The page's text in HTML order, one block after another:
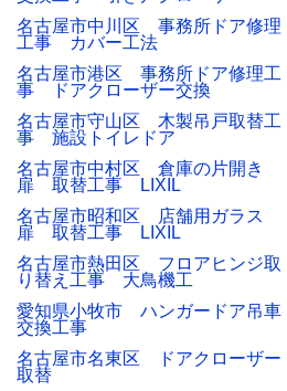
名古屋市中川区 事務所ドア修理
工事 カバー工法
名古屋市港区 事務所ドア修理工
事 ドアクローザー交換
名古屋市守山区 木製吊戸取替工
事 施設トイレドア
名古屋市中村区 倉庫の片開き
扉 取替工事 LIXIL
名古屋市昭和区 店舗用ガラス
扉 取替工事 LIXIL
名古屋市熱田区 フロアヒンジ取
り替え工事 大鳥機工
愛知県小牧市 ハンガードア吊車
交換工事
名古屋市名東区 ドアクローザー
取替